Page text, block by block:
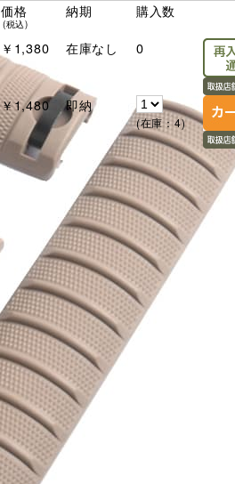
価格
(税込)
納期
購入数
￥1,380 在庫なし 0
￥1,480 即納
(在庫：4)